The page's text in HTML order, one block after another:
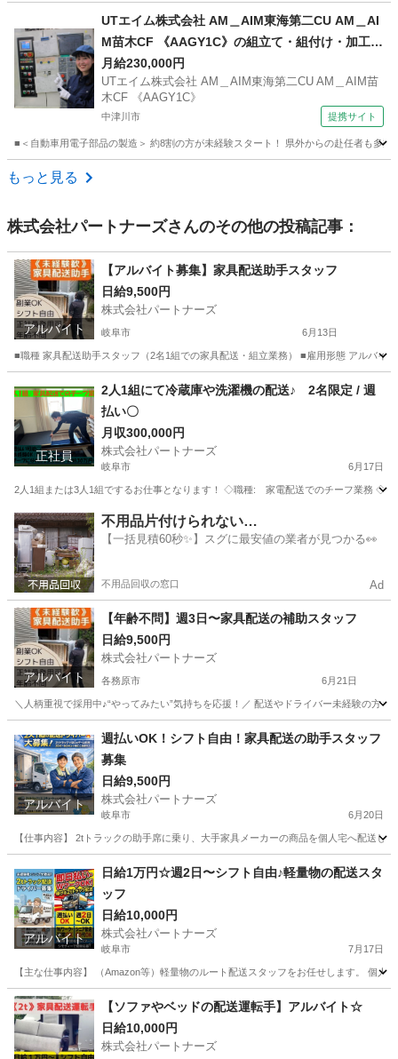
未経験
UTエイム株式会社 AM＿AIM東海第二CU AM＿AI
M苗木CF 《AAGY1C》の組立て・組付け・加工・
マシン操作・検査・部品運搬 【即日勤務OK】
月給230,000円
UTエイム株式会社 AM＿AIM東海第二CU AM＿AIM苗
木CF 《AAGY1C》
中津川市 提携サイト
■＜自動車用電子部品の製造＞ 約8割の方が未経験スタート！ 県外からの赴任者も多
岐阜 中津川市
もっと見る
株式会社パートナーズさんのその他の投稿記事：
アルバイト
【アルバイト募集】家具配送助手スタッフ
日給9,500円
株式会社パートナーズ
岐阜市 6月13日
■職種 家具配送助手スタッフ（2名1組での家具配送・組立業務） ■雇用形態 アルバ
配送 岐阜 岐阜市 配送 スタッフ
正社員
2人1組にて冷蔵庫や洗濯機の配送♪ 2名限定 / 週
払い〇
月収300,000円
株式会社パートナーズ
岐阜市 6月17日
2人1組または3人1組でするお仕事となります！ ◇職種: 家電配送でのチーフ業務 ◇
岐阜 岐阜市 ドライバー 岐阜 岐阜市
業務
不用品片付けられない…
【一括見積60秒✨】スグに最安値の業者が見つかる👀
不用品回収の窓口 Ad
アルバイト
【年齢不問】週3日〜家具配送の補助スタッフ
日給9,500円
株式会社パートナーズ
各務原市 6月21日
＼人柄重視で採用中♪“やってみたい”気持ちを応援！／ 配送やドライバー未経験の方
配送 スタッフ
アルバイト
週払いOK！シフト自由！家具配送の助手スタッフ
募集
日給9,500円
株式会社パートナーズ
岐阜市 6月20日
【仕事内容】 2tトラックの助手席に乗り、大手家具メーカーの商品を個人宅へ配送
配送 スタッフ
アルバイト
日給1万円☆週2日〜シフト自由♪軽量物の配送スタ
ッフ
日給10,000円
株式会社パートナーズ
岐阜市 7月17日
【主な仕事内容】 （Amazon等）軽量物のルート配送スタッフをお任せします。 個
岐阜 岐阜市 スタッフ
【ソファやベッドの配送運転手】アルバイト☆
日給10,000円
株式会社パートナーズ